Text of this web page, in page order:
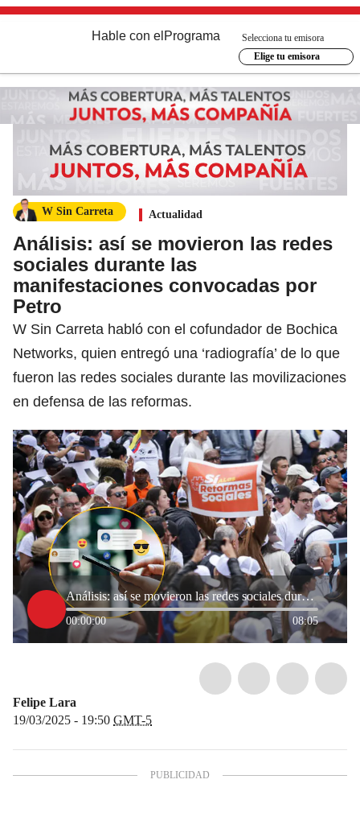
Hable con el Programa
Selecciona tu emisora
Elige tu emisora
W Sin Carreta Actualidad
Análisis: así se movieron las redes
sociales durante las
manifestaciones convocadas por
Petro
W Sin Carreta habló con el cofundador de Bochica
Networks, quien entregó una ‘radiografía’ de lo que
fueron las redes sociales durante las movilizaciones
en defensa de las reformas.
Análisis: así se movieron las redes sociales durante las manifestaciones convocadas por Petro
00:00:00 08:05
Felipe Lara
19/03/2025 - 19:50 GMT-5